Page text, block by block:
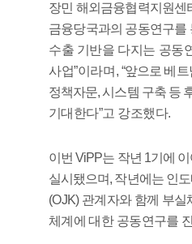
장민 해외금융협력지원센
금융당국과의 공동연구를
수출 기반을 다지는 공동
사업”이라며 , “앞으로 베트
정책자문,시스템 구축 등
기대한다”고 강조했다.
이번ViPP는 작년 1기에
실시됐으며, 작년에는 인도
(OJK) 관계자와 함께 부실
체계에 대 한 공동연구를